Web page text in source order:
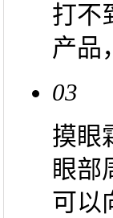
打不
产品
03
摸眼
眼部
可以